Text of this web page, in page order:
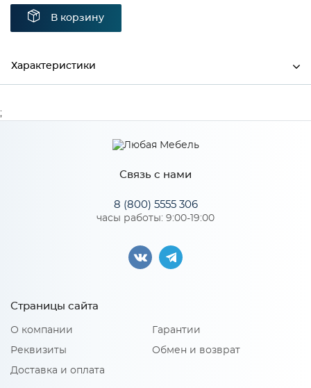
В корзину
Характеристики
Количество упаковок: 1
Связь с нами
8 (800) 5555 306
часы работы: 9:00-19:00
Страницы сайта
О компании
Реквизиты
Доставка и оплата
Гарантии
Обмен и возврат
;